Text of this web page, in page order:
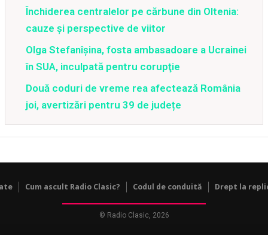
Închiderea centralelor pe cărbune din Oltenia:
cauze și perspective de viitor
Olga Stefanîşina, fosta ambasadoare a Ucrainei
în SUA, inculpată pentru corupţie
Două coduri de vreme rea afectează România
joi, avertizări pentru 39 de județe
Cum ascult Radio Clasic? Codul de conduită Drept la
© Radio Clasic, 2026